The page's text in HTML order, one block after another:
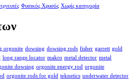
Φυσικός Χρυσός Χωρίς κατηγορία
orgonite dowsing dowsing rods fisher garrett gold
long range locator makro metal detector metal
dowsing orgonite energy rod orgonite
orgonite rods for gold teknetics underwater detector